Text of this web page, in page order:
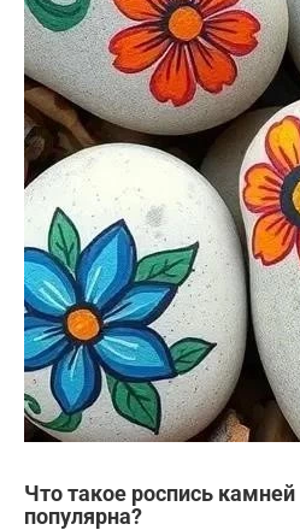
Что такое роспись
популярна?